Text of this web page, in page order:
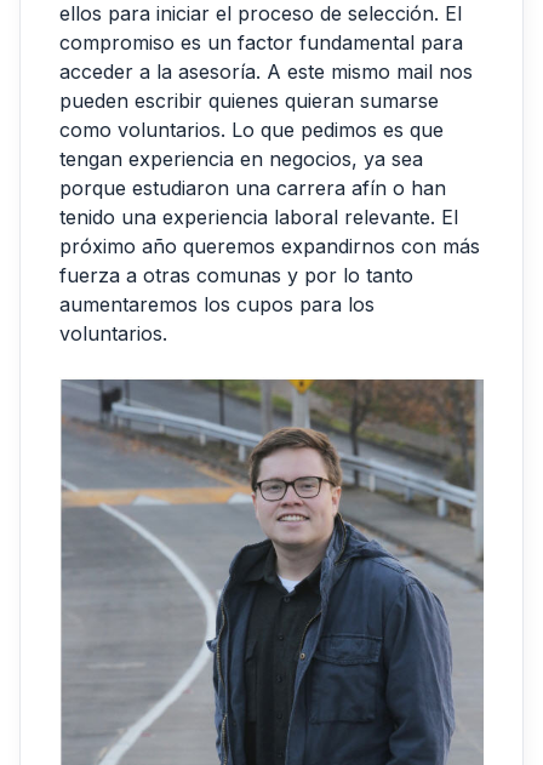
ellos para iniciar el proceso de selección. El
compromiso es un factor fundamental para
acceder a la asesoría. A este mismo mail nos
pueden escribir quienes quieran sumarse
como voluntarios. Lo que pedimos es que
tengan experiencia en negocios, ya sea
porque estudiaron una carrera afín o han
tenido una experiencia laboral relevante. El
próximo año queremos expandirnos con más
fuerza a otras comunas y por lo tanto
aumentaremos los cupos para los
voluntarios.